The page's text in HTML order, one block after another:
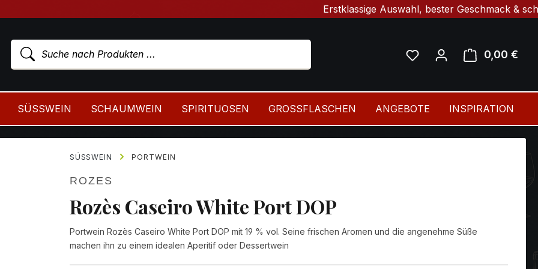
Erstklassige Auswahl, bester Geschmack &
0,00 €
SÜSSWEIN SCHAUMWEIN SPIRITUOSEN GROSSFLASCHEN ANGEBOTE INSPIRATION
SÜSSWEIN PORTWEIN
ROZES
Rozès Caseiro White Port DOP
Portwein Rozès Caseiro White Port DOP mit 19 % vol. Seine frischen Aromen und die angenehme Süße
machen ihn zu einem idealen Aperitif oder Dessertwein